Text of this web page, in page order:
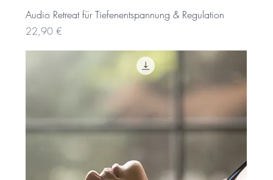
Audio Retreat für Tiefenentspannung & Regulation
Preis
22,90 €